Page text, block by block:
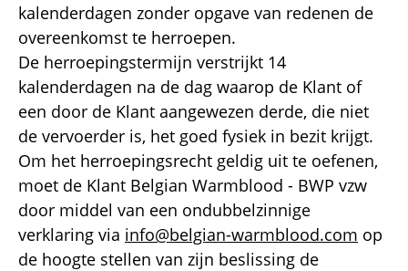
kalenderdagen zonder opgave van redenen de
overeenkomst te herroepen.
De herroepingstermijn verstrijkt 14
kalenderdagen na de dag waarop de Klant of
een door de Klant aangewezen derde, die niet
de vervoerder is, het goed fysiek in bezit krijgt.
Om het herroepingsrecht geldig uit te oefenen,
moet de Klant Belgian Warmblood - BWP vzw
door middel van een ondubbelzinnige
verklaring via info@belgian-warmblood.com op
de hoogte stellen van zijn beslissing de